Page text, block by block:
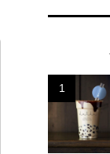
1